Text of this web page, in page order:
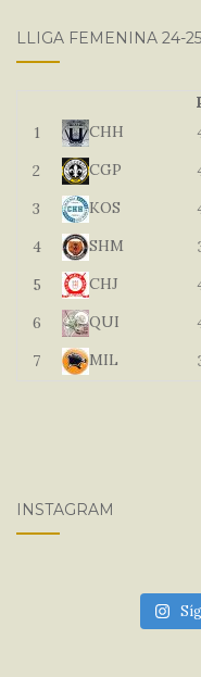
LLIGA FEMENINA 24-25
1
CHH
2
CGP
3
KOS
4
SHM
5
CHJ
6
QUI
7
MIL
INSTAGRAM